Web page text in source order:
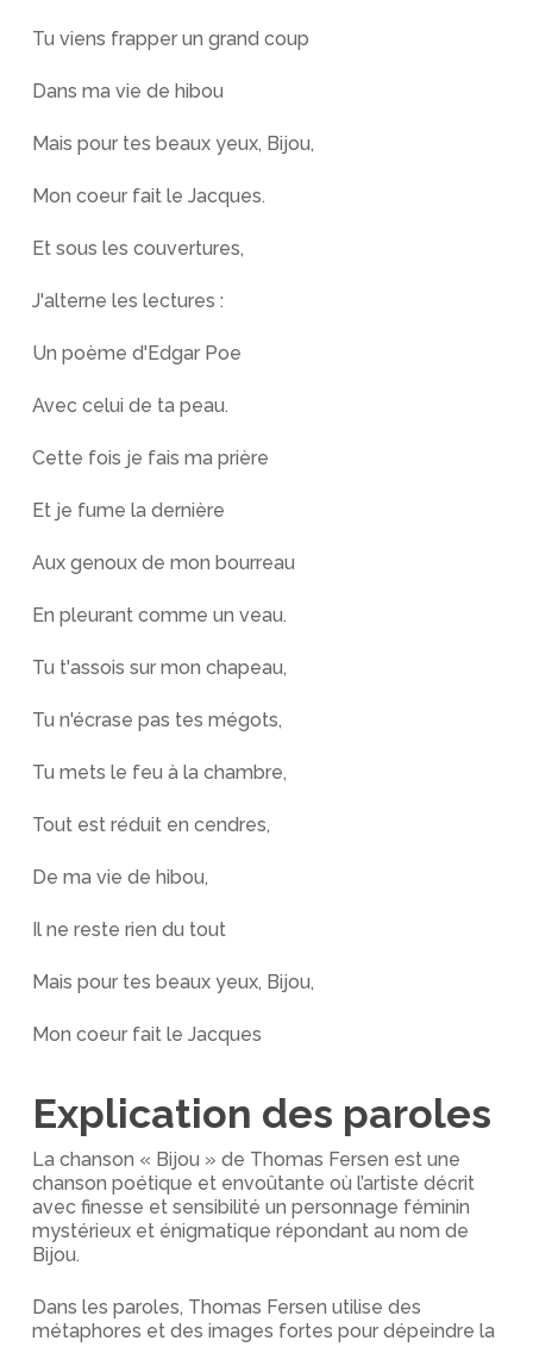
Tu viens frapper un grand coup
Dans ma vie de hibou
Mais pour tes beaux yeux, Bijou,
Mon coeur fait le Jacques.
Et sous les couvertures,
J'alterne les lectures :
Un poème d'Edgar Poe
Avec celui de ta peau.
Cette fois je fais ma prière
Et je fume la dernière
Aux genoux de mon bourreau
En pleurant comme un veau.
Tu t'assois sur mon chapeau,
Tu n'écrase pas tes mégots,
Tu mets le feu à la chambre,
Tout est réduit en cendres,
De ma vie de hibou,
Il ne reste rien du tout
Mais pour tes beaux yeux, Bijou,
Mon coeur fait le Jacques
Explication des paroles
La chanson « Bijou » de Thomas Fersen est une
chanson poétique et envoûtante où l’artiste décrit
avec finesse et sensibilité un personnage féminin
mystérieux et énigmatique répondant au nom de
Bijou.
Dans les paroles, Thomas Fersen utilise des
métaphores et des images fortes pour dépeindre la